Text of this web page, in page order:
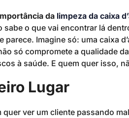
da limpeza da caixa
o que vai encontrar lá
parece. Imagine só: uma caixa
só compromete a qualidade
à saúde. E quem quer isso,
Lugar
ver um cliente passando